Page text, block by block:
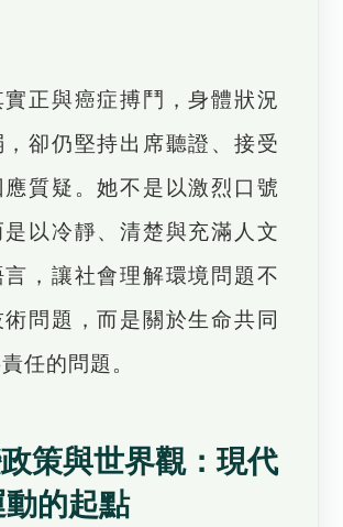
正與癌症搏鬥，身體狀況
卻仍堅持出席聽證、接受
質疑。她不是以激烈口號
以冷靜、清楚與充滿人文
，讓社會理解環境問題不
問題，而是關於生命共同
任的問題。
策與世界觀：現代
的起點